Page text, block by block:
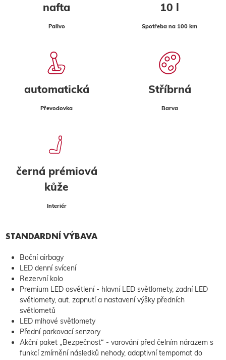
nafta
Palivo
10 l
Spotřeba na 100 km
automatická
Převodovka
Stříbrná
Barva
černá prémiová
kůže
Interiér
STANDARDNÍ VÝBAVA
Boční airbagy
LED denní svícení
Rezervní kolo
Premium LED osvětlení - hlavní LED světlomety, zadní LED
světlomety, aut. zapnutí a nastavení výšky předních
světlometů
LED mlhové světlomety
Přední parkovací senzory
Akční paket „Bezpečnost“ - varování před čelním nárazem s
funkcí zmírnění následků nehody, adaptivní tempomat do